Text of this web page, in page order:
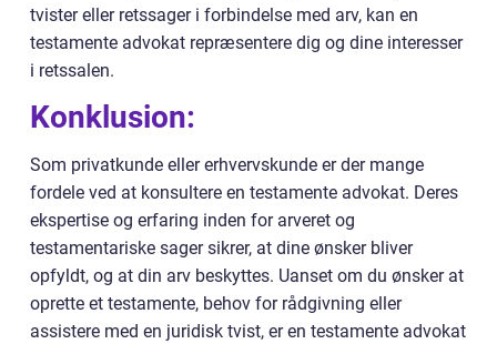
tvister eller retssager i forbindelse med arv, kan en
testamente advokat repræsentere dig og dine interesser
i retssalen.
Konklusion:
Som privatkunde eller erhvervskunde er der mange
fordele ved at konsultere en testamente advokat. Deres
ekspertise og erfaring inden for arveret og
testamentariske sager sikrer, at dine ønsker bliver
opfyldt, og at din arv beskyttes. Uanset om du ønsker at
oprette et testamente, behov for rådgivning eller
assistere med en juridisk tvist, er en testamente advokat